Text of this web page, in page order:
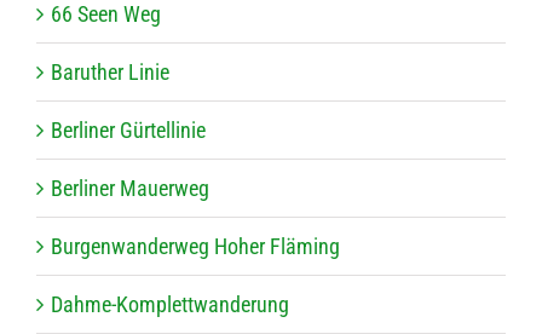
66 Seen Weg
Baru­ther Linie
Ber­li­ner Gürtellinie
Ber­li­ner Mauerweg
Bur­gen­wan­der­weg Hoher Fläming
Dahme-Kom­plett­wan­de­rung